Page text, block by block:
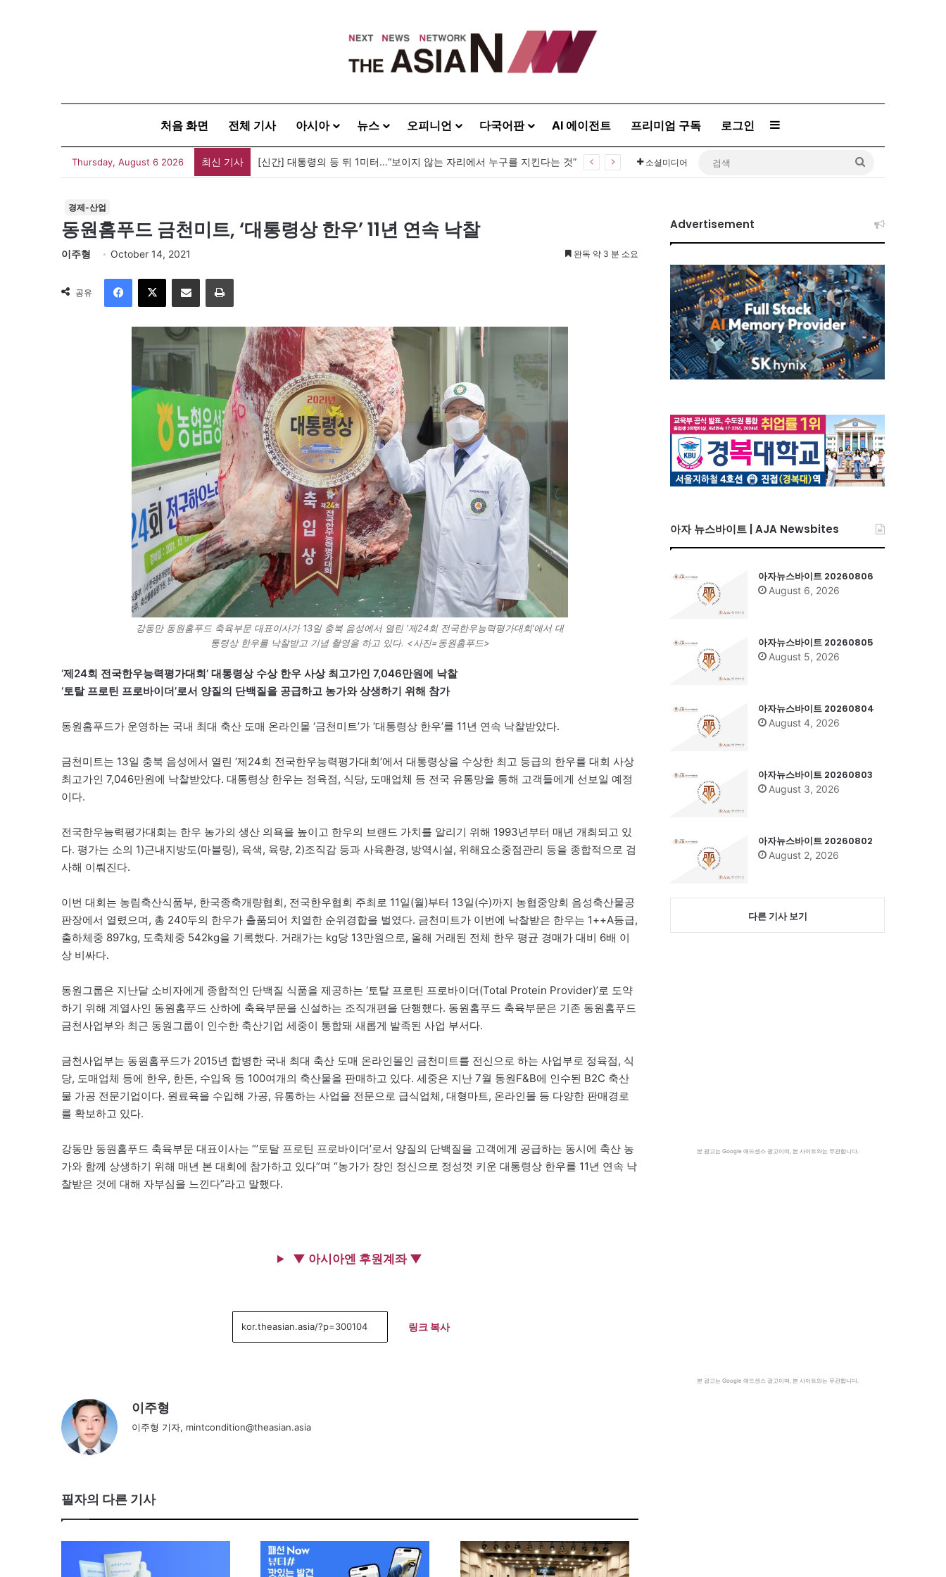
처음 화면 전체 기사 아시아 뉴스 오피니언 다국어판 AI 에이전트 프리미엄 구독 로그인 Sidebar
Thursday, August 6 2026 최신 기사 [신간] 대통령의 등 뒤 1미터…“보이지 않는 자리에서 누구를 지킨다는 것” 소셜미디어
경제-산업
동원홈푸드 금천미트, ‘대통령상 한우’ 11년 연속 낙찰
이주형 October 14, 2021 완독 약 3 분 소요
공유
이메일
강동만 동원홈푸드 축육부문 대표이사가 13일 충북 음성에서 열린 ‘제24회 전국한우능력평가대회’에서 대
통령상 한우를 낙찰받고 기념 촬영을 하고 있다. <사진=동원홈푸드>
‘제24회 전국한우능력평가대회’ 대통령상 수상 한우 사상 최고가인 7,046만원에 낙찰
‘토탈 프로틴 프로바이더’로서 양질의 단백질을 공급하고 농가와 상생하기 위해 참가
동원홈푸드가 운영하는 국내 최대 축산 도매 온라인몰 ‘금천미트’가 ‘대통령상 한우’를 11년 연속 낙찰받았다.
금천미트는 13일 충북 음성에서 열린 ‘제24회 전국한우능력평가대회’에서 대통령상을 수상한 최고 등급의 한우를 대회 사상
최고가인 7,046만원에 낙찰받았다. 대통령상 한우는 정육점, 식당, 도매업체 등 전국 유통망을 통해 고객들에게 선보일 예정
이다.
전국한우능력평가대회는 한우 농가의 생산 의욕을 높이고 한우의 브랜드 가치를 알리기 위해 1993년부터 매년 개최되고 있
다. 평가는 소의 1)근내지방도(마블링), 육색, 육량, 2)조직감 등과 사육환경, 방역시설, 위해요소중점관리 등을 종합적으로 검
사해 이뤄진다.
이번 대회는 농림축산식품부, 한국종축개량협회, 전국한우협회 주최로 11일(월)부터 13일(수)까지 농협중앙회 음성축산물공
판장에서 열렸으며, 총 240두의 한우가 출품되어 치열한 순위경합을 벌였다. 금천미트가 이번에 낙찰받은 한우는 1++A등급,
출하체중 897kg, 도축체중 542kg을 기록했다. 거래가는 kg당 13만원으로, 올해 거래된 전체 한우 평균 경매가 대비 6배 이
상 비싸다.
동원그룹은 지난달 소비자에게 종합적인 단백질 식품을 제공하는 ‘토탈 프로틴 프로바이더(Total Protein Provider)’로 도약
하기 위해 계열사인 동원홈푸드 산하에 축육부문을 신설하는 조직개편을 단행했다. 동원홈푸드 축육부문은 기존 동원홈푸드
금천사업부와 최근 동원그룹이 인수한 축산기업 세중이 통합돼 새롭게 발족된 사업 부서다.
금천사업부는 동원홈푸드가 2015년 합병한 국내 최대 축산 도매 온라인몰인 금천미트를 전신으로 하는 사업부로 정육점, 식
당, 도매업체 등에 한우, 한돈, 수입육 등 100여개의 축산물을 판매하고 있다. 세중은 지난 7월 동원F&B에 인수된 B2C 축산
물 가공 전문기업이다. 원료육을 수입해 가공, 유통하는 사업을 전문으로 급식업체, 대형마트, 온라인몰 등 다양한 판매경로
를 확보하고 있다.
강동만 동원홈푸드 축육부문 대표이사는 “’토탈 프로틴 프로바이더’로서 양질의 단백질을 고객에게 공급하는 동시에 축산 농
가와 함께 상생하기 위해 매년 본 대회에 참가하고 있다”며 “농가가 장인 정신으로 정성껏 키운 대통령상 한우를 11년 연속 낙
찰받은 것에 대해 자부심을 느낀다”라고 말했다.
▼ 아시아엔 후원계좌 ▼
링크 복사
이주형
이주형 기자, mintcondition@theasian.asia
필자의 다른 기사
Advertisement
아자 뉴스바이트 | AJA Newsbites
아자뉴스바이트 20260806
August 6, 2026
아자뉴스바이트 20260805
August 5, 2026
아자뉴스바이트 20260804
August 4, 2026
아자뉴스바이트 20260803
August 3, 2026
아자뉴스바이트 20260802
August 2, 2026
다른 기사 보기
본 광고는 Google 애드센스 광고이며, 본 사이트와는 무관합니다.
본 광고는 Google 애드센스 광고이며, 본 사이트와는 무관합니다.